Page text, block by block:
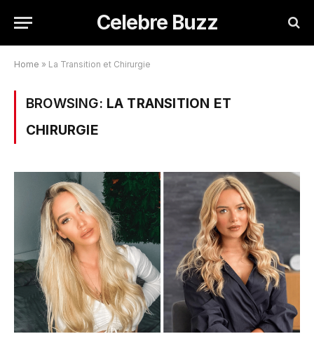
Celebre Buzz
Home » La Transition et Chirurgie
BROWSING: LA TRANSITION ET
CHIRURGIE